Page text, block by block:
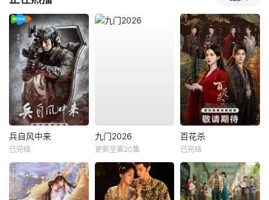
兵自风中来
已完结
九门2026
更新至第20集
百花杀
已完结